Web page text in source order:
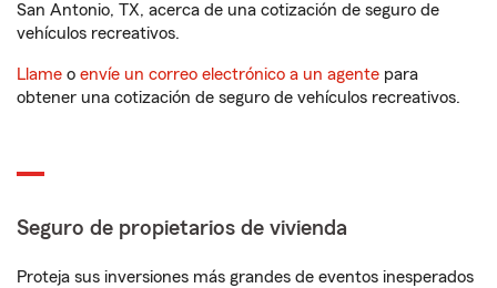
San Antonio, TX, acerca de una cotización de seguro de
vehículos recreativos.
Llame o envíe un correo electrónico a un agente para
obtener una cotización de seguro de vehículos recreativos.
Seguro de propietarios de vivienda
Proteja sus inversiones más grandes de eventos inesperados